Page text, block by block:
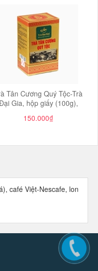
Tân Cương Quý Tộc-Trà
Gia, hộp giấy (100g),
150.000₫
café Việt-Nescafe, lon